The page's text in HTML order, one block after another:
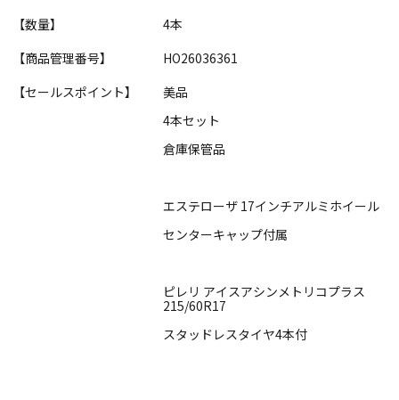
【数量】
4本
【商品管理番号】
HO26036361
【セールスポイント】
美品
4本セット
倉庫保管品
エステローザ 17インチアルミホイール
センターキャップ付属
ピレリ アイスアシンメトリコプラス
215/60R17
スタッドレスタイヤ4本付